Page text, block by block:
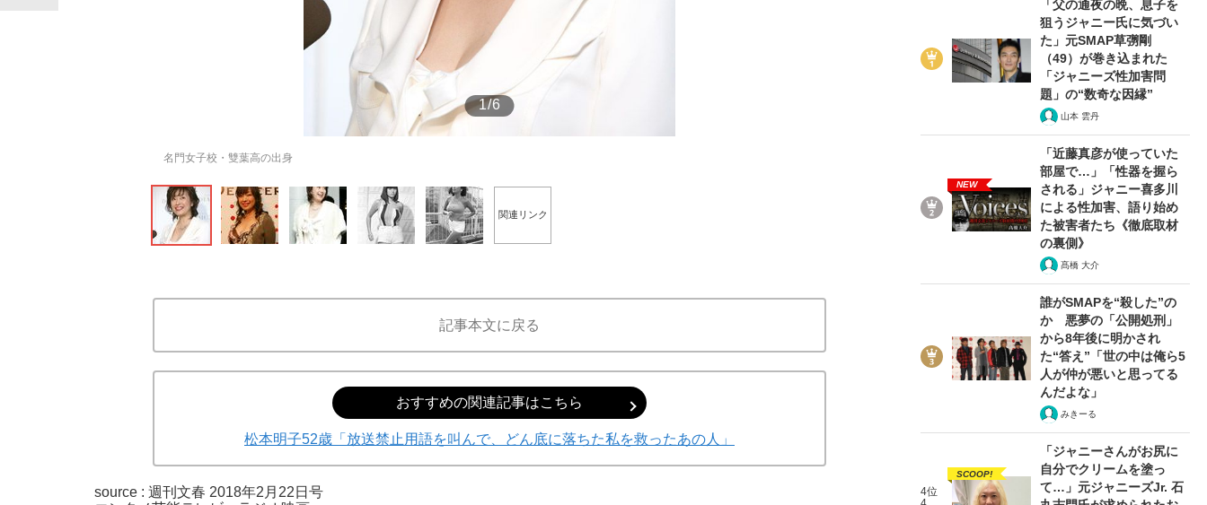
1/6
名門女子校・雙葉高の出身
関連リンク
記事本文に戻る
おすすめの関連記事はこちら
松本明子52歳「放送禁止用語を叫んで、どん底に落ちた私を救ったあの人」
source : 週刊文春 2018年2月22日号
「父の通夜の晩、息子を
狙うジャニー氏に気づい
た」元SMAP草彅剛
（49）が巻き込まれた
「ジャニーズ性加害問
題」の“数奇な因縁”
山本 雲丹
NEW
「近藤真彦が使っていた
部屋で…」「性器を握ら
される」ジャニー喜多川
による性加害、語り始め
た被害者たち《徹底取材
の裏側》
髙橋 大介
誰がSMAPを“殺した”の
か 悪夢の「公開処刑」
から8年後に明かされ
た“答え”「世の中は俺ら5
人が仲が悪いと思ってる
んだよな」
みきーる
4位
SCOOP!
「ジャニーさんがお尻に
自分でクリームを塗っ
て…」元ジャニーズJr. 石